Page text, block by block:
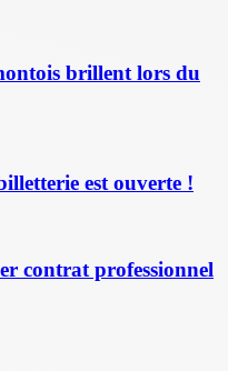
brillent lors du
est ouverte !
contrat professionnel